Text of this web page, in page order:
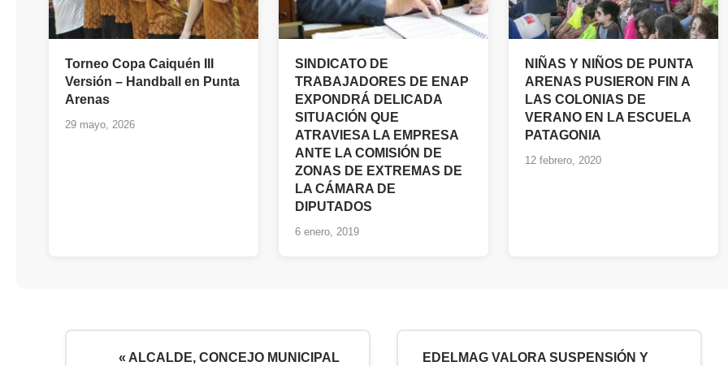
Torneo Copa Caiquén III
Versión – Handball en Punta
Arenas
29 mayo, 2026
SINDICATO DE
TRABAJADORES DE ENAP
EXPONDRÁ DELICADA
SITUACIÓN QUE
ATRAVIESA LA EMPRESA
ANTE LA COMISIÓN DE
ZONAS DE EXTREMAS DE
LA CÁMARA DE
DIPUTADOS
6 enero, 2019
NIÑAS Y NIÑOS DE PUNTA
ARENAS PUSIERON FIN A
LAS COLONIAS DE
VERANO EN LA ESCUELA
PATAGONIA
12 febrero, 2020
« ALCALDE, CONCEJO MUNICIPAL
EDELMAG VALORA SUSPENSIÓN Y